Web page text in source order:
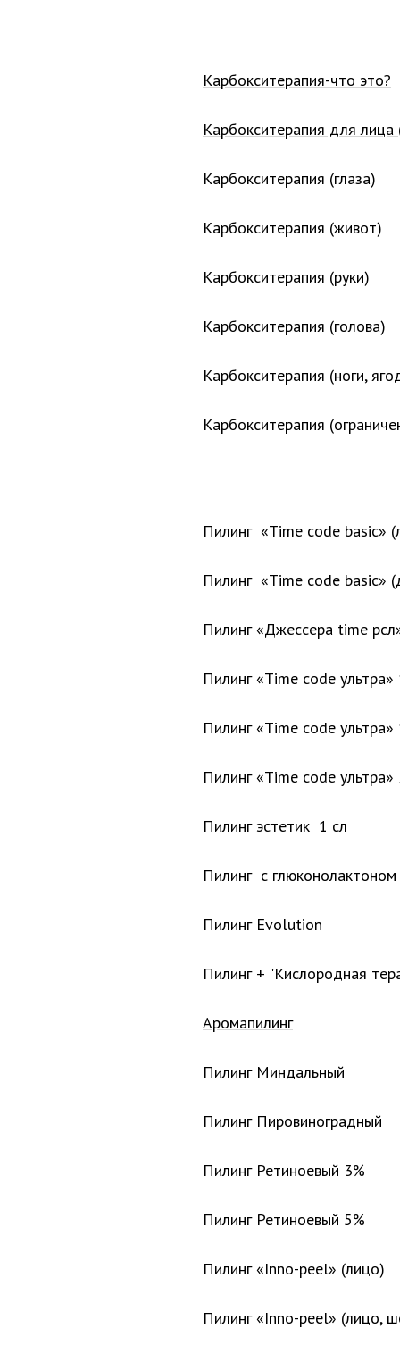
Карбокситерапия-что это?
Карбокситерапия для лица
Карбокситерапия (глаза)
Карбокситерапия (живот)
Карбокситерапия (руки)
Карбокситерапия (голова)
Карбокситерапия (ноги,
Карбокситерапия
Пилинг «Time code basic»
Пилинг «Time code basic»
Пилинг «Джессера time
Пилинг «Time code ультра»
Пилинг «Time code ультра»
Пилинг «Time code ультра»
Пилинг эстетик 1 сл
Пилинг с глюконолактоном
Пилинг Evolution
Пилинг + "Кислородная
Аромапилинг
Пилинг Миндальный
Пилинг Пировиноградный
Пилинг Ретиноевый 3%
Пилинг Ретиноевый 5%
Пилинг «Inno-peel» (лицо)
Пилинг «Inno-peel» (лицо,